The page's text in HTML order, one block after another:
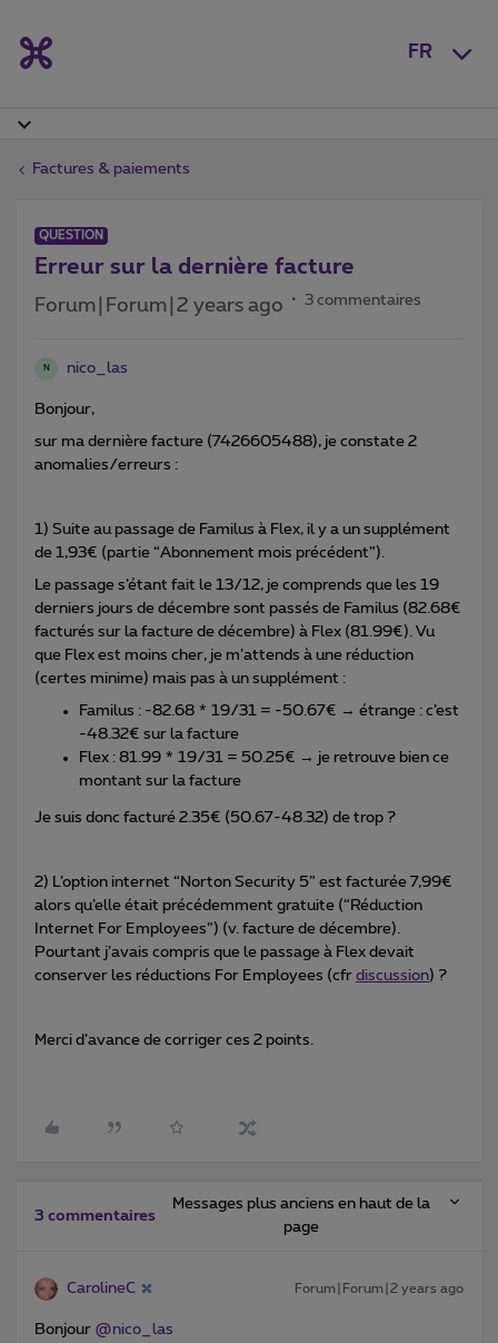
FR
Factures & paiements
QUESTION
Erreur sur la dernière facture
Forum|Forum|2 years ago 3 commentaires
N nico_las
Bonjour,
sur ma dernière facture (7426605488), je constate 2
anomalies/erreurs :
1) Suite au passage de Familus à Flex, il y a un supplément
de 1,93€ (partie “Abonnement mois précédent”).
Le passage s’étant fait le 13/12, je comprends que les 19
derniers jours de décembre sont passés de Familus (82.68€
facturés sur la facture de décembre) à Flex (81.99€). Vu
que Flex est moins cher, je m’attends à une réduction
(certes minime) mais pas à un supplément :
Familus : -82.68 * 19/31 = -50.67€ → étrange : c’est
-48.32€ sur la facture
Flex : 81.99 * 19/31 = 50.25€ → je retrouve bien ce
montant sur la facture
Je suis donc facturé 2.35€ (50.67-48.32) de trop ?
2) L’option internet “Norton Security 5” est facturée 7,99€
alors qu’elle était précédemment gratuite (“Réduction
Internet For Employees”) (v. facture de décembre).
Pourtant j’avais compris que le passage à Flex devait
conserver les réductions For Employees (cfr discussion) ?
Merci d’avance de corriger ces 2 points.
3 commentaires
Messages plus anciens en haut de la
page
CarolineC Forum|Forum|2 years ago
Bonjour @nico_las